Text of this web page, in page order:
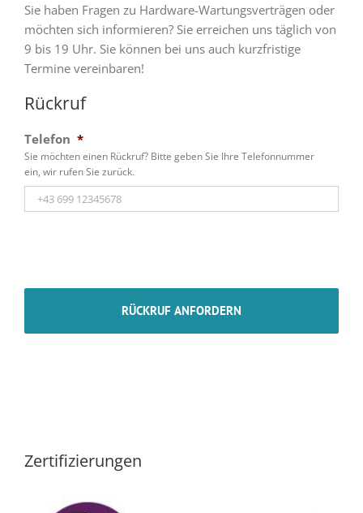
Sie haben Fragen zu Hardware-Wartungsverträgen oder
möchten sich informieren? Sie erreichen uns täglich von
9 bis 19 Uhr. Sie können bei uns auch kurzfristige
Termine vereinbaren!
Rückruf
Telefon *
Sie möchten einen Rückruf? Bitte geben Sie Ihre Telefonnummer
ein, wir rufen Sie zurück.
Zertifizierungen